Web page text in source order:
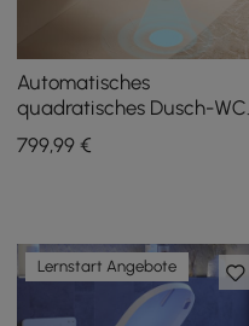
Automatisches
quadratisches Dusch-WC
Airloo mit
Absenkautomatik und
799,99 €
Lernstart Angebote